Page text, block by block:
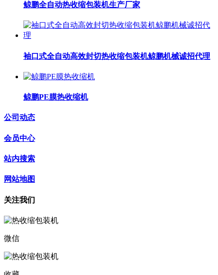
鲸鹏全自动热收缩包装机生产厂家
袖口式全自动高效封切热收缩包装机鲸鹏机械诚招代理
鲸鹏PE膜热收缩机
公司动态
会员中心
站内搜索
网站地图
关注我们
微信